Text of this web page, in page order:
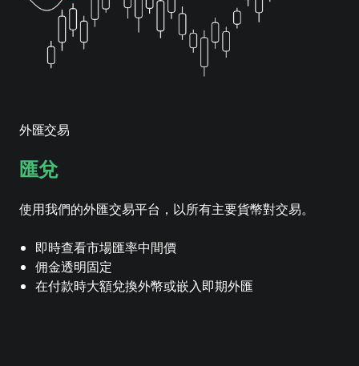
外匯交易
匯兌
使用我們的外匯交易平台，以所有主要貨幣對交易。
即時查看市場匯率中間價
佣金透明固定
在付款時大額兌換外幣或嵌入即期外匯